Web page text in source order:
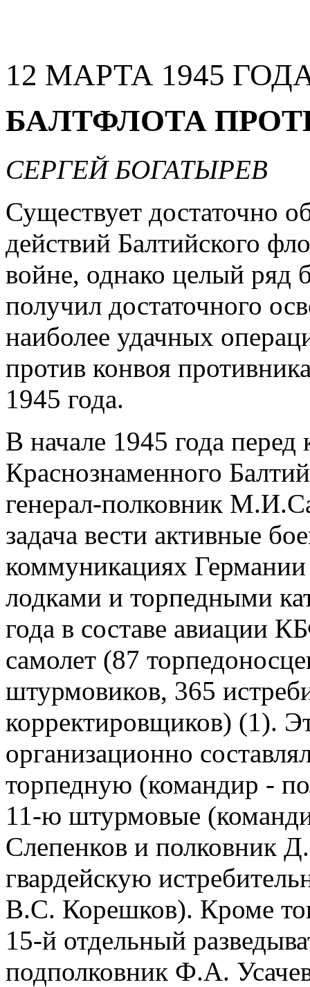
12 МАРТА 1945
БАЛТФЛОТА
СЕРГЕЙ БОГАТЫРЕВ
Существует достаточно
действий Балтийского
войне, однако целый ряд
получил достаточного
наиболее удачных
против конвоя
1945 года.
В начале 1945 года
Краснознаменного
генерал-полковник
задача вести активные
коммуникациях
лодками и торпедными
года в составе авиации
самолет (87
штурмовиков, 365
корректировщиков) (1).
организационно
торпедную (командир -
11-ю штурмовые
Слепенков и полковник
гвардейскую
В.С. Корешков). Кроме
15-й отдельный
подполковник Ф.А.